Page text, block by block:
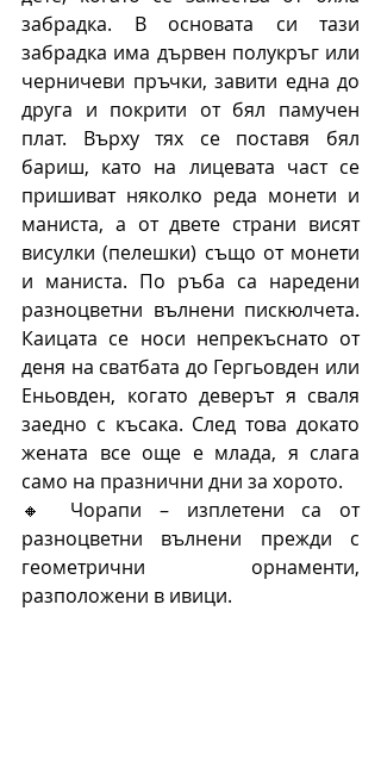
забрадка. В основата си тази
забрадка има дървен полукръг или
черничеви пръчки, завити една до
друга и покрити от бял памучен
плат. Върху тях се поставя бял
бариш, като на лицевата част се
пришиват няколко реда монети и
маниста, а от двете страни висят
висулки (пелешки) също от монети
и маниста. По ръба са наредени
разноцветни вълнени пискюлчета.
Каицата се носи непрекъснато от
деня на сватбата до Гергьовден или
Еньовден, когато деверът я сваля
заедно с късака. След това докато
жената все още е млада, я слага
само на празнични дни за хорото.
🔸 Чорапи – изплетени са от
разноцветни вълнени прежди с
геометрични орнаменти,
разположени в ивици.